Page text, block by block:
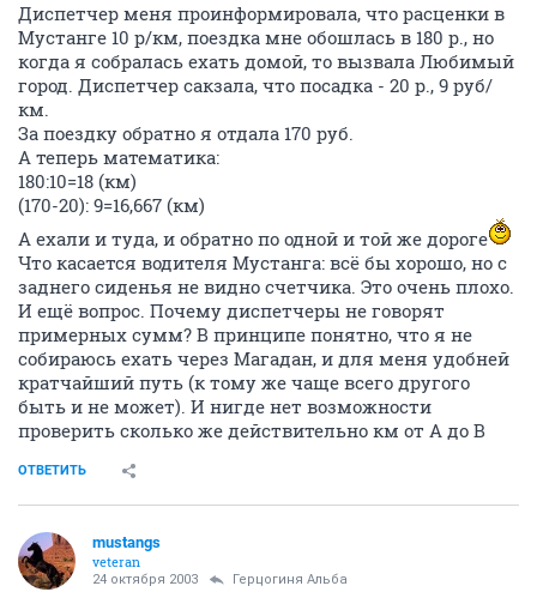
Диспетчер меня проинформировала, что расценки в
Мустанге 10 р/км, поездка мне обошлась в 180 р., но
когда я собралась ехать домой, то вызвала Любимый
город. Диспетчер сакзала, что посадка - 20 р., 9 руб/
км.
За поездку обратно я отдала 170 руб.
А теперь математика:
180:10=18 (км)
(170-20): 9=16,667 (км)
А ехали и туда, и обратно по одной и той же дороге
Что касается водителя Мустанга: всё бы хорошо, но с
заднего сиденья не видно счетчика. Это очень плохо.
И ещё вопрос. Почему диспетчеры не говорят
примерных сумм? В принципе понятно, что я не
собираюсь ехать через Магадан, и для меня удобней
кратчайший путь (к тому же чаще всего другого
быть и не может). И нигде нет возможности
проверить сколько же действительно км от А до В
ОТВЕТИТЬ
mustangs
veteran
24 октября 2003 Герцогиня Альба